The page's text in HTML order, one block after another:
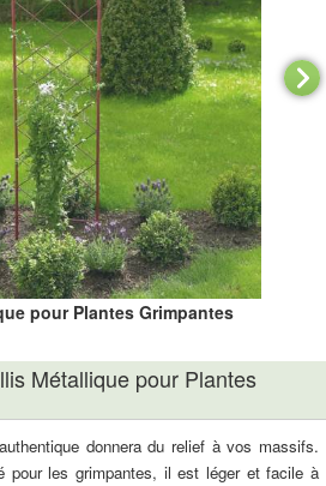
pour Plantes Grimpantes
Métallique pour Plantes
donnera du relief à vos massifs.
pour les grimpantes, il est léger et facile à